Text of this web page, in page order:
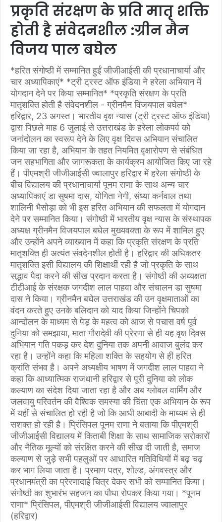
प्रकृति संरक्षण के प्रति मातृ शक्ति
होती है संवेदनशील :ग्रीन मैन
विजय पाल बघेल
*हरित संगोष्ठी में सम्मानित हुईं जीजीआईसी की प्रधानाचार्या और
चार अध्यापिकाएं* *ट्री ट्रस्ट ऑफ इंडिया ने हरेला अभियान में
योगदान देने पर किया सम्मानित* *प्रकृति संरक्षण के प्रति
मातृशक्ति होती है संवेदनशील - ग्रीनमैन विजयपाल बघेल*
हरिद्वार, 23 अगस्त। भारतीय वृक्ष न्यास (ट्री ट्रस्ट ऑफ इंडिया)
द्वारा पिछले माह 6 जुलाई से उत्तराखंड के हरेला लोकपर्व को
जनांदोलन का स्वरूप देने के लिए वृक्ष दिवस अभियान संचालित
किया जा रहा है, अभियान के तहत नियमित वृक्षारोपण से संबंधित
जन सहभागिता और जागरूकता के कार्यक्रम आयोजित किए जा रहे
हैं। पीएमश्री जीजीआईसी ज्वालापुर हरिद्वार में हरेला संगोष्ठी के
बीच विद्यालय की प्रधानाचार्या पूनम राणा के साथ अन्य चार
अध्यापिकाएं डा सुषमा दास, योगिता नेगी, संध्या कर्नवाल तथा
शालिनी भैसोड़ा को भी इस हरित अभियान की सफलता में योगदान
देने पर सम्मानित किया। संगोष्ठी में भारतीय वृक्ष न्यास के संस्थापक
अध्यक्ष ग्रीनमैन विजयपाल बघेल मुख्यवक्ता के रूप में शामिल हुए
और उन्होंने अपने व्याख्यान में कहा कि प्रकृति संरक्षण के प्रति
मातृशक्ति ही अत्यंत संवदेनशील होती है। हरिद्वार की अधिकतर
मातृशक्ति इसी विद्यालय की शिक्षार्थी रही है जो प्रकृति के साथ
सद्भाव पैदा करने की सीख प्रदान करता है। संगोष्ठी की अध्यक्षता
टीटीआई के संरक्षक जगदीश लाल पाहवा और संचालन डा सुषमा
दास ने किया। ग्रीनमैन बघेल उत्तराखंड की उन वृक्षमाताओं का
वंदन करते हुए उनके बलिदान को याद किया जिन्होंने चिपको
आन्दोलन के माध्यम से पेड़ के महत्व को आज से पचास वर्ष पूर्व
दुनिया को समझाया, माता गौरादेवी की प्रेरणा से ही यह वृक्ष दिवस
अभियान गति पकड़ कर देश दुनिया तक अपनी आवाज बुलंद कर
रहा है। उन्होंने कहा कि महिला शक्ति के सहयोग से ही हरित
क्रांति संभव है। अपने अध्यक्षीय भाषण में जगदीश लाल पाहवा ने
कहा कि आध्यात्मिक राजधानी हरिद्वार से पूरी दुनिया को लोक
कल्याण का संदेश दिया जाता रहा है और अब ग्लोबल वार्मिंग और
जलवायु परिवर्तन की वैश्विक समस्या की चिंता एक अभियान के रूप
में यहीं से संचालित हो रही है जो कि आधी आबादी के माध्यम से ही
सशक्त हो रही है। प्रिंसिपल पूनम राणा ने बताया कि पीएमश्री
जीजीआईसी विद्यालय में किताबी शिक्षा के साथ सामाजिक सरोकारों
और नैतिक मूल्यों को संरक्षित करने की सीख दी जाती है, समाज
कल्याण से जुड़े सभी पहलुओं पर आधारित गतिविधियों में बढ़ चढ़
कर भाग लिया जाता है। प्रमाण पत्र, शोल्ड, अंगवस्त्र और
प्रधानमंत्री का प्रेरणादाई चित्र देकर सभी को सम्मानित किया।
संगोष्ठी का शुभारंभ सहजन का पौधा रोपकर किया गया। *पूनम
राणा* प्रिंसिपल, पीएमश्री जीजीआईसी विद्यालय ज्वालापुर
(हरिद्वार)